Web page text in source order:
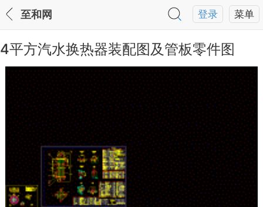
菜单
登录
至和网
4平方汽水换热器装配图及管板零件图